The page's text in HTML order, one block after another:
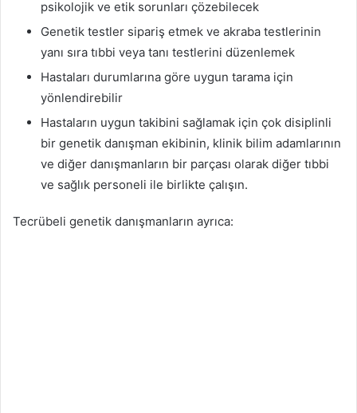
psikolojik ve etik sorunları çözebilecek
Genetik testler sipariş etmek ve akraba testlerinin
yanı sıra tıbbi veya tanı testlerini düzenlemek
Hastaları durumlarına göre uygun tarama için
yönlendirebilir
Hastaların uygun takibini sağlamak için çok disiplinli
bir genetik danışman ekibinin, klinik bilim adamlarının
ve diğer danışmanların bir parçası olarak diğer tıbbi
ve sağlık personeli ile birlikte çalışın.
Tecrübeli genetik danışmanların ayrıca: